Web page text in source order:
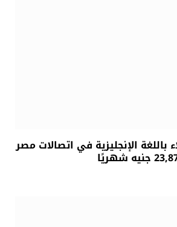
الإنجليزية في اتصالات مصر